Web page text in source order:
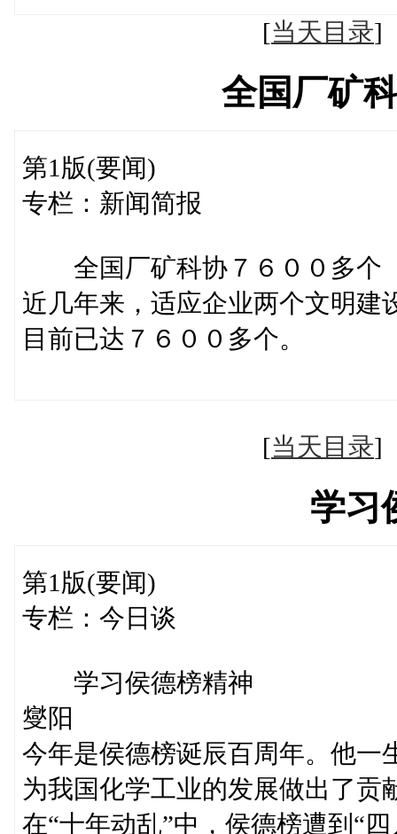
[当天目录
全国厂矿
第1版(要闻)
专栏：新闻简报
全国厂矿科协７６００多个
近几年来，适应企业两个文明建
目前已达７６００多个。
[当天目录
学习
第1版(要闻)
专栏：今日谈
学习侯德榜精神
燮阳
今年是侯德榜诞辰百周年。他一
为我国化学工业的发展做出了贡
在“十年动乱”中，侯德榜遭到“